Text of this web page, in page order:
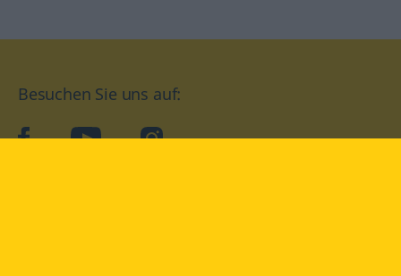
Besuchen Sie uns auf:
facebookYouTube Instagram